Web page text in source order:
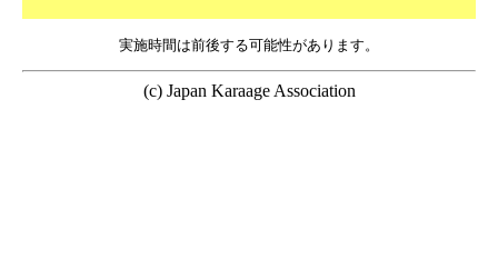
実施時間は前後する可能性があります。
(c) Japan Karaage Association